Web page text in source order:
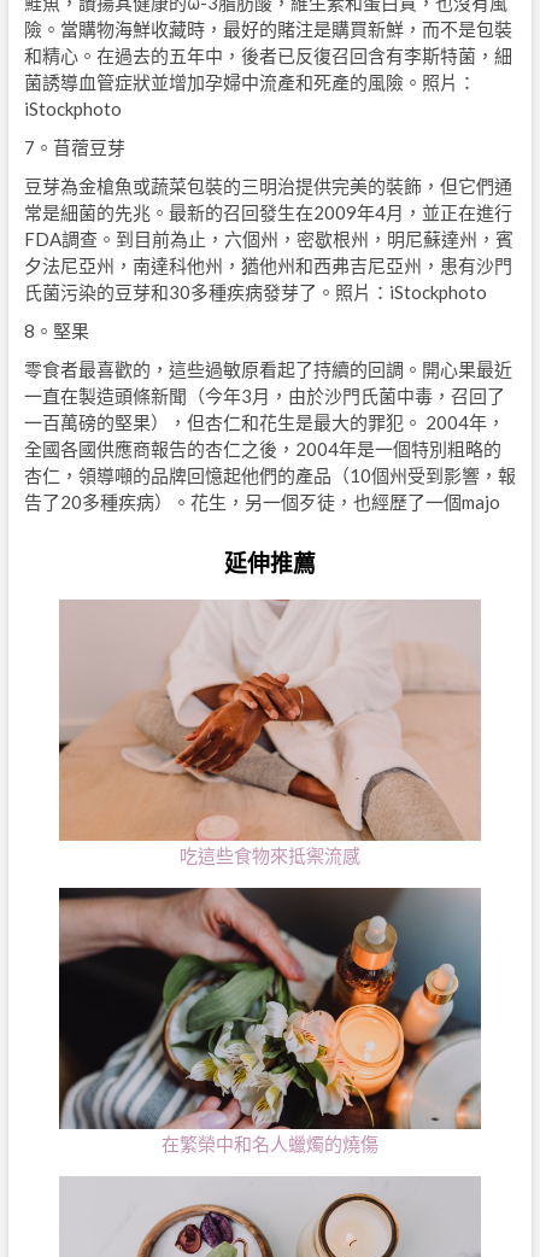
險。當購物海鮮收藏時，最好的賭注是購買新鮮，而不是包裝
和精心。在過去的五年中，後者已反復召回含有李斯特菌，細
菌誘導血管症狀並增加孕婦中流產和死產的風險。照片：
iStockphoto
7。苜蓿豆芽
豆芽為金槍魚或蔬菜包裝的三明治提供完美的裝飾，但它們通
常是細菌的先兆。最新的召回發生在2009年4月，並正在進行
FDA調查。到目前為止，六個州，密歇根州，明尼蘇達州，賓
夕法尼亞州，南達科他州，猶他州和西弗吉尼亞州，患有沙門
氏菌污染的豆芽和30多種疾病發芽了。照片：iStockphoto
8。堅果
零食者最喜歡的，這些過敏原看起了持續的回調。開心果最近
一直在製造頭條新聞（今年3月，由於沙門氏菌中毒，召回了
一百萬磅的堅果），但杏仁和花生是最大的罪犯。 2004年，
全國各國供應商報告的杏仁之後，2004年是一個特別粗略的
杏仁，領導噸的品牌回憶起他們的產品（10個州受到影響，報
告了20多種疾病）。花生，另一個歹徒，也經歷了一個majo
延伸推薦
吃這些食物來抵禦流感
在繁榮中和名人蠟燭的燒傷